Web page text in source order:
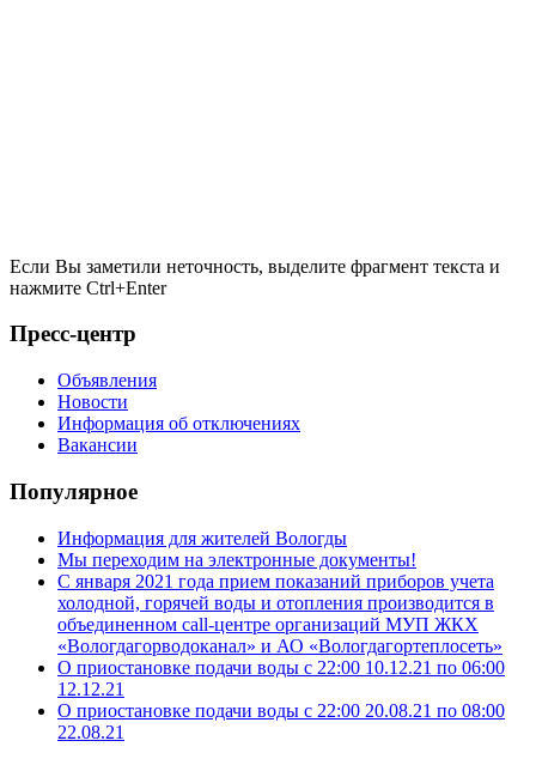
Если Вы заметили неточность, выделите фрагмент текста и
нажмите Ctrl+Enter
Пресс-центр
Объявления
Новости
Информация об отключениях
Вакансии
Популярное
Информация для жителей Вологды
Мы переходим на электронные документы!
С января 2021 года прием показаний приборов учета
холодной, горячей воды и отопления производится в
объединенном call-центре организаций МУП ЖКХ
«Вологдагорводоканал» и АО «Вологдагортеплосеть»
О приостановке подачи воды с 22:00 10.12.21 по 06:00
12.12.21
О приостановке подачи воды с 22:00 20.08.21 по 08:00
22.08.21